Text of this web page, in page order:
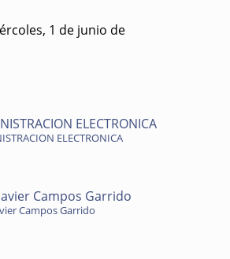
1 de junio de
ELECTRONICA
ELECTRONICA
Campos Garrido
Campos Garrido